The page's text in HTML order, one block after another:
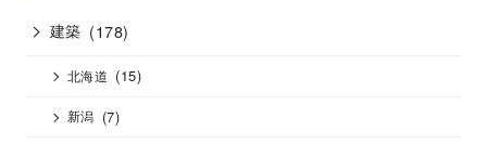
建築 (178)
北海道 (15)
新潟 (7)